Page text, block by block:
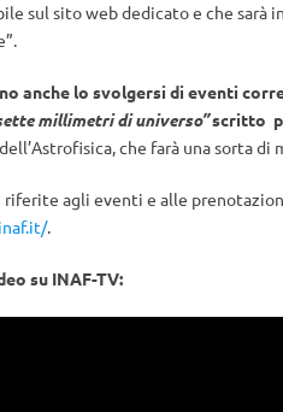
sul sito web dedicato e che sarà
anche lo svolgersi di eventi
millimetri di universo”scritto
che farà una sorta
agli eventi e alle
.
su INAF-TV: